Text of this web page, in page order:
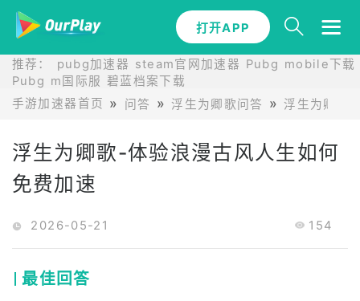
打开APP
推荐： pubg加速器 steam官网加速器 Pubg mobile下载
Pubg m国际服 碧蓝档案下载
手游加速器首页
问答 浮生为卿歌问答 浮生为卿歌-
浮生为卿歌-体验浪漫古风人生如何
免费加速
2026-05-21 154
最佳回答